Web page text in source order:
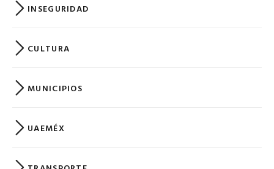
INSEGURIDAD
CULTURA
MUNICIPIOS
UAEMÉX